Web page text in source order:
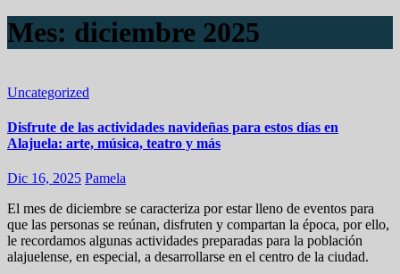
Mes: diciembre 2025
Uncategorized
Disfrute de las actividades navideñas para estos días en
Alajuela: arte, música, teatro y más
Dic 16, 2025 Pamela
El mes de diciembre se caracteriza por estar lleno de eventos para
que las personas se reúnan, disfruten y compartan la época, por ello,
le recordamos algunas actividades preparadas para la población
alajuelense, en especial, a desarrollarse en el centro de la ciudad.